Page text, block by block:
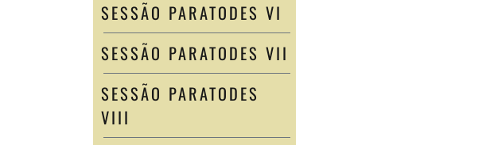
SESSÃO PARATODES VI
SESSÃO PARATODES VII
SESSÃO PARATODES
VIII